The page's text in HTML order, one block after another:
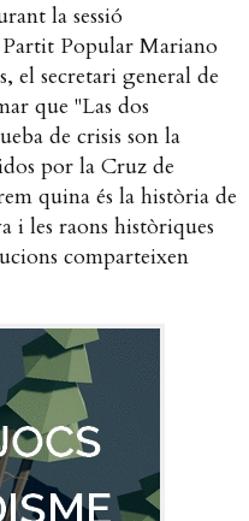
la sessió
Popular Mariano
el secretari general de
que "Las dos
de crisis son la
por la Cruz de
quina és la història de
i les raons històriques
comparteixen